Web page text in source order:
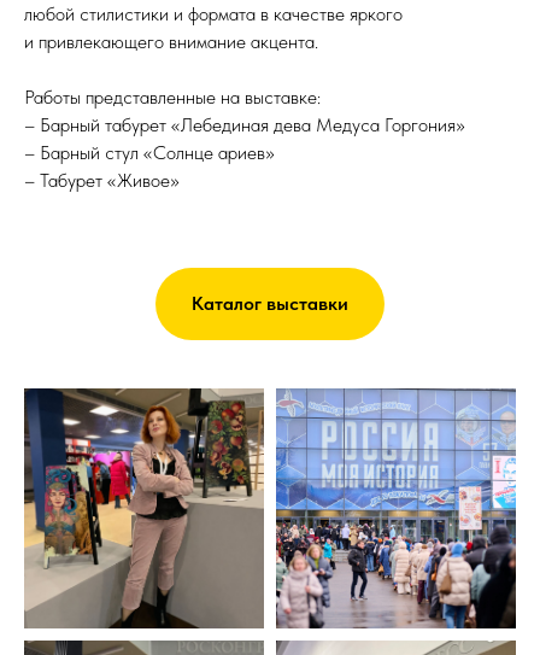
любой стилистики и формата в качестве яркого
и привлекающего внимание акцента.
Работы представленные на выставке:
– Барный табурет «Лебединая дева Медуса Горгония»
– Барный стул «Солнце ариев»
– Табурет «Живое»
Каталог выставки